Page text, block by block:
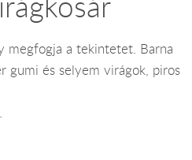
megfogja a tekintetet. Barna
gumi és selyem virágok, piros